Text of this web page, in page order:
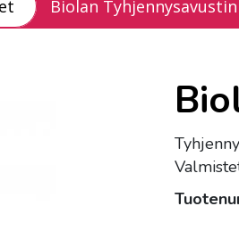
Biolan Tyhjennysavustin